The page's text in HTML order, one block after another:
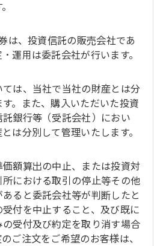
は、投資信託の販売会社であ
運用は委託会社が行います。
は、当社で当社の財産とは分
。また、購入いただいた投資
銀行等（受託会社）におい
は分別して管理いたします。
額算出の中止、または投資対
における取引の停止等その他
ると委託会社等が判断したと
付を中止すること、及び既に
受付及び約定を取り消す場合
ご注文をご希望のお客様は、